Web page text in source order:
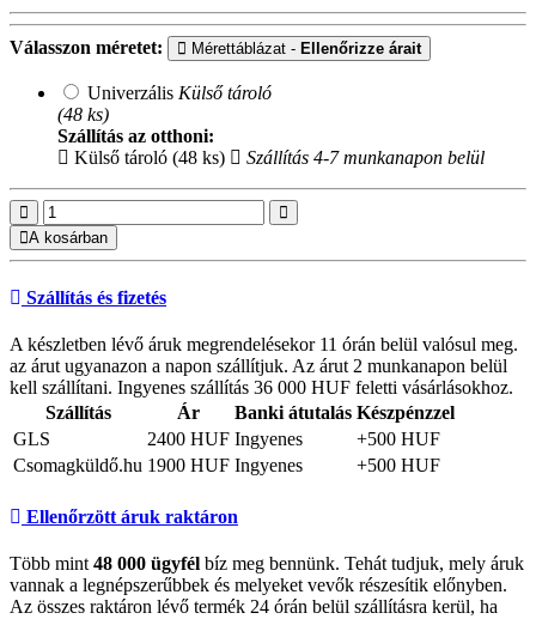
Válasszon méretet: Mérettáblázat - Ellenőrizze árait
Univerzális Külső tároló
(48 ks)
Szállítás az otthoni:
Külső tároló (48 ks)
Szállítás 4-7 munkanapon belül
A kosárban
Szállítás és fizetés
A készletben lévő áruk megrendelésekor 11 órán belül valósul meg.
az árut ugyanazon a napon szállítjuk. Az árut 2 munkanapon belül
kell szállítani. Ingyenes szállítás 36 000 HUF feletti vásárlásokhoz.
Szállítás
Ár Banki átutalás Készpénzzel
GLS
2400 HUF Ingyenes
+500 HUF
Csomagküldő.hu 1900 HUF Ingyenes +500 HUF
Ellenőrzött áruk raktáron
Több mint 48 000 ügyfél bíz meg bennünk. Tehát tudjuk, mely áruk
vannak a legnépszerűbbek és melyeket vevők részesítik előnyben.
Az összes raktáron lévő termék 24 órán belül szállításra kerül, ha